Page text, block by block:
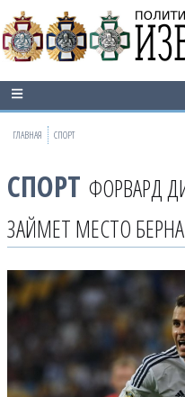
ГЛАВНАЯ СПОРТ
СПОРТ ФОРВАРД
ЗАЙМЕТ МЕСТО